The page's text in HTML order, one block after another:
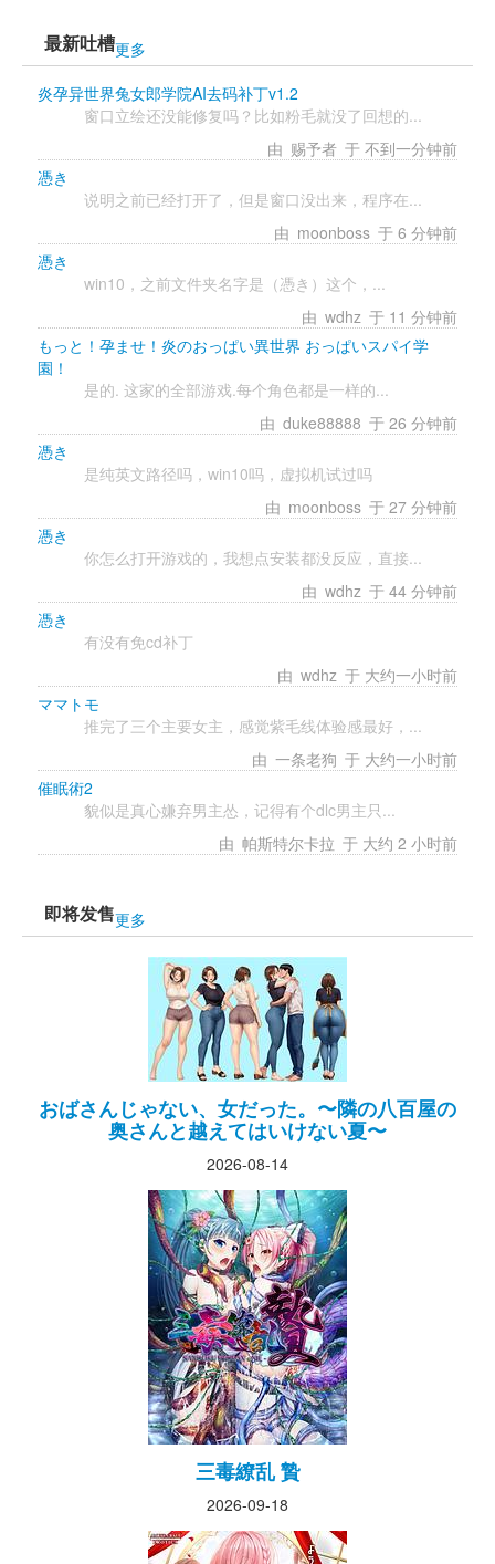
最新吐槽更多
炎孕异世界兔女郎学院AI去码补丁v1.2
窗口立绘还没能修复吗？比如粉毛就没了回想的...
由 赐予者 于 不到一分钟前
憑き
说明之前已经打开了，但是窗口没出来，程序在...
由 moonboss 于 6 分钟前
憑き
win10，之前文件夹名字是（憑き）这个，...
由 wdhz 于 11 分钟前
もっと！孕ませ！炎のおっぱい異世界 おっぱいスパイ学
園！
是的. 这家的全部游戏.每个角色都是一样的...
由 duke88888 于 26 分钟前
憑き
是纯英文路径吗，win10吗，虚拟机试过吗
由 moonboss 于 27 分钟前
憑き
你怎么打开游戏的，我想点安装都没反应，直接...
由 wdhz 于 44 分钟前
憑き
有没有免cd补丁
由 wdhz 于 大约一小时前
ママトモ
推完了三个主要女主，感觉紫毛线体验感最好，...
由 一条老狗 于 大约一小时前
催眠術2
貌似是真心嫌弃男主怂，记得有个dlc男主只...
由 帕斯特尔卡拉 于 大约 2 小时前
即将发售更多
おばさんじゃない、女だった。〜隣の八百屋の
奥さんと越えてはいけない夏〜
2026-08-14
三毒繚乱 贄
2026-09-18